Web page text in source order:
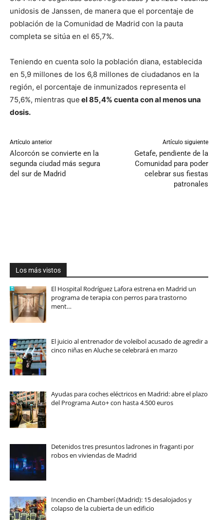
unidosis de Janssen, de manera que el porcentaje de
población de la Comunidad de Madrid con la pauta
completa se sitúa en el 65,7%.
Teniendo en cuenta solo la población diana, establecida
en 5,9 millones de los 6,8 millones de ciudadanos en la
región, el porcentaje de inmunizados representa el
75,6%, mientras que el 85,4% cuenta con al menos una
dosis.
Artículo anterior
Alcorcón se convierte en la
segunda ciudad más segura
del sur de Madrid
Artículo siguiente
Getafe, pendiente de la
Comunidad para poder
celebrar sus fiestas
patronales
Los más vistos
El Hospital Rodríguez Lafora estrena en Madrid un
programa de terapia con perros para trastorno
ment…
El juicio al entrenador de voleibol acusado de agredir a
cinco niñas en Aluche se celebrará en marzo
Ayudas para coches eléctricos en Madrid: abre el plazo
del Programa Auto+ con hasta 4.500 euros
Detenidos tres presuntos ladrones in fraganti por
robos en viviendas de Madrid
Incendio en Chamberí (Madrid): 15 desalojados y
colapso de la cubierta de un edificio